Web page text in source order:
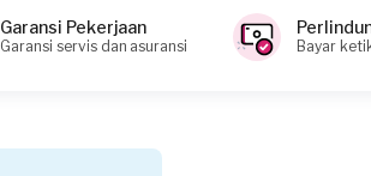
Jakarta Pusat, Jakarta
Request Fulfilled
Helios requested
Garansi Pekerjaan
Garansi servis dan asuransi Bayar